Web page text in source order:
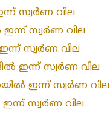
സ്വർണ വില
സ്വർണ വില
സ്വർണ വില
ഇന്ന് സ്വർണ വില
ഇന്ന് സ്വർണ വില
സ്വർണ വില